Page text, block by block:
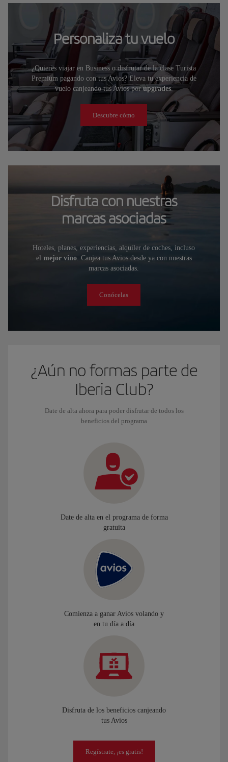
Personaliza tu vuelo
¿Quieres viajar en Business o disfrutar de la clase Turista
Premium pagando con tus Avios? Eleva tu experiencia de
vuelo canjeando tus Avios porupgrades.
Descubre cómo
Disfruta con nuestras
marcas asociadas
Hoteles, planes, experiencias, alquiler de coches, incluso
el mejor vino. Canjea tus Avios desde ya con nuestras
marcas asociadas.
Conócelas
¿Aún no formas parte de
Iberia Club?
Date de alta ahora para poder disfrutar de todos los
beneficios del programa
Date de alta en el programa de forma
gratuita
Comienza a ganar Avios volando y
en tu día a día
Disfruta de los beneficios canjeando
tus Avios
Regístrate, ¡es gratis!